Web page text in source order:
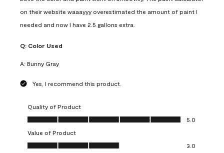
on their website waaayyy overestimated the amount of paint I
needed and now I have 2.5 gallons extra.
Q: Color Used
A: Bunny Gray
Yes, I recommend this product.
Quality of Product
Quality of Product, 5.0 out of 5
5.0
Value of Product
Value of Product, 3.0 out of 5
3.0